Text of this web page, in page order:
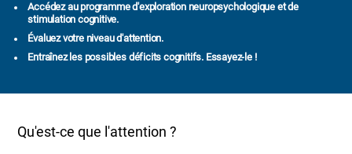
Accédez au programme d'exploration neuropsychologique et de
stimulation cognitive.
Évaluez votre niveau d'attention.
Entraînez les possibles déficits cognitifs. Essayez-le !
Qu'est-ce que l'attention ?